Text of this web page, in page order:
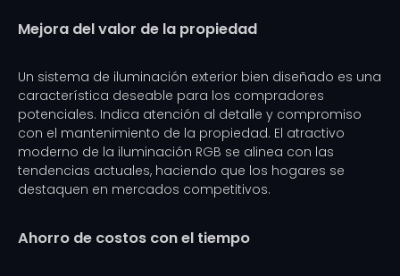
Mejora del valor de la propiedad
Un sistema de iluminación exterior bien diseñado es una
característica deseable para los compradores
potenciales. Indica atención al detalle y compromiso
con el mantenimiento de la propiedad. El atractivo
moderno de la iluminación RGB se alinea con las
tendencias actuales, haciendo que los hogares se
destaquen en mercados competitivos.
Ahorro de costos con el tiempo